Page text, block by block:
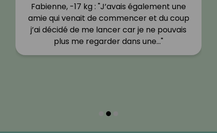
Fabienne, -17 kg : "J’avais également une
amie qui venait de commencer et du coup
j’ai décidé de me lancer car je ne pouvais
plus me regarder dans une…"